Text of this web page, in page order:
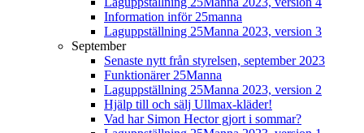
Information inför 25manna
Laguppställning 25Manna 2023, version 3
September
Senaste nytt från styrelsen, september 2023
Funktionärer 25Manna
Laguppställning 25Manna 2023, version 2
Hjälp till och sälj Ullmax-kläder!
Vad har Simon Hector gjort i sommar?